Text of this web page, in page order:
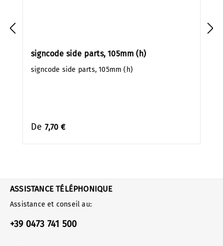
signcode side parts, 105mm (h)
signcode side parts, 105mm (h)
De 7,70 €
ASSISTANCE TÉLÉPHONIQUE
Assistance et conseil au:
+39 0473 741 500